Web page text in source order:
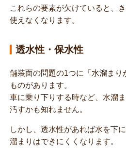
これらの要素が欠けていると、
使えなくなります。
透水性・保水性
舗装面の問題の1つに「水溜まり
ものがあります。
車に乗り下りする時など、水溜
汚すかも知れません。
しかし、透水性があれば水を下
溜まりはできにくくなります。